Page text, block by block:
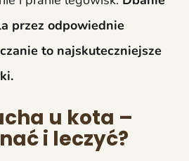
przez odpowiednie
to najskuteczniejsze
u kota –
i leczyć?